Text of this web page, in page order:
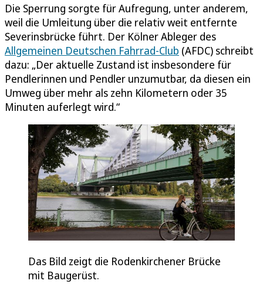
Die Sperrung sorgte für Aufregung, unter anderem,
weil die Umleitung über die relativ weit entfernte
Severinsbrücke führt. Der Kölner Ableger des
Allgemeinen Deutschen Fahrrad-Club (AFDC) schreibt
dazu: „Der aktuelle Zustand ist insbesondere für
Pendlerinnen und Pendler unzumutbar, da diesen ein
Umweg über mehr als zehn Kilometern oder 35
Minuten auferlegt wird.“
Das Bild zeigt die Rodenkirchener Brücke
mit Baugerüst.